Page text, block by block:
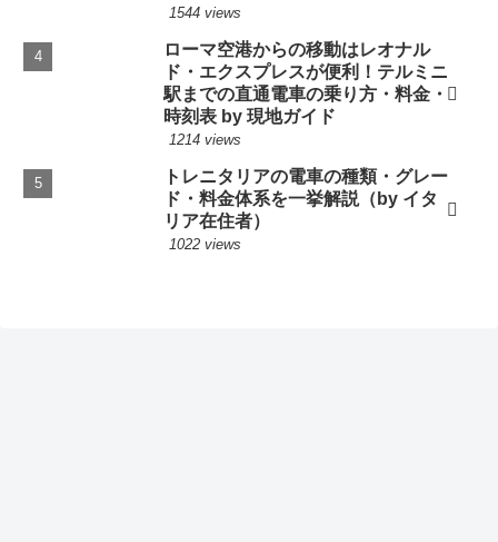
1544 views
ローマ空港からの移動はレオナル
ド・エクスプレスが便利！テルミニ
駅までの直通電車の乗り方・料金・
時刻表 by 現地ガイド
1214 views
トレニタリアの電車の種類・グレー
ド・料金体系を一挙解説（by イタ
リア在住者）
1022 views